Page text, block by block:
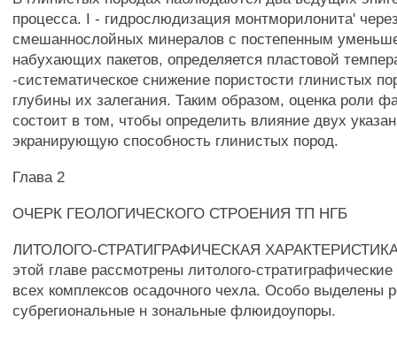
процесса. I - гидрослюдизация монтморилонита'
смешаннослойных минералов с постепенным
набухающих пакетов, определяется пластовой
-систематическое снижение пористости глинистых
глубины их залегания. Таким образом, оценка роли
состоит в том, чтобы определить влияние двух
экранирующую способность глинистых пород.
Глава 2
ОЧЕРК ГЕОЛОГИЧЕСКОГО СТРОЕНИЯ ТП НГБ
ЛИТОЛОГО-СТРАТИГРАФИЧЕСКАЯ
этой главе рассмотрены литолого-стратиграфические
всех комплексов осадочного чехла. Особо выделены
субрегиональные н зональные флюидоупоры.